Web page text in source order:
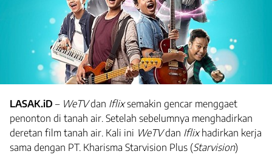
LASAK.iD – WeTVdan Iflixsemakin gencar menggaet
penonton di tanah air. Setelah sebelumnya menghadirkan
deretan film tanah air. Kali ini WeTVdan Iflixhadirkan kerja
sama dengan PT. Kharisma Starvision Plus (Starvision)